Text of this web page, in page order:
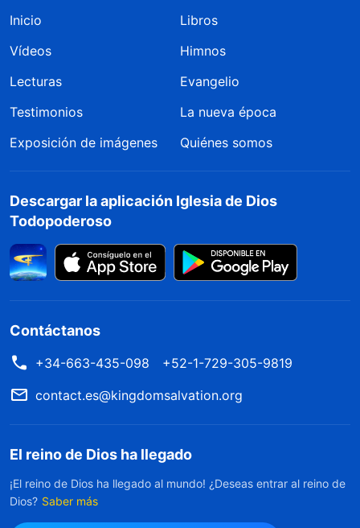
Inicio
Libros
Vídeos
Himnos
Lecturas
Evangelio
Testimonios
La nueva época
Exposición de imágenes
Quiénes somos
Descargar la aplicación Iglesia de Dios
Todopoderoso
Contáctanos
+34-663-435-098
+52-1-729-305-9819
contact.es@kingdomsalvation.org
El reino de Dios ha llegado
¡El reino de Dios ha llegado al mundo! ¿Deseas entrar al reino de
Dios? Saber más